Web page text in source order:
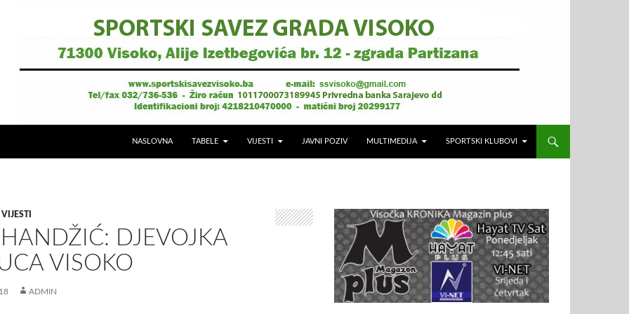
NASLOVNA TABELE VIJESTI JAVNI POZIV MULTIMEDIJA SPORTSKI KLUBOVI
VIJESTI
DJEVOJKA
VISOKO
ADMIN